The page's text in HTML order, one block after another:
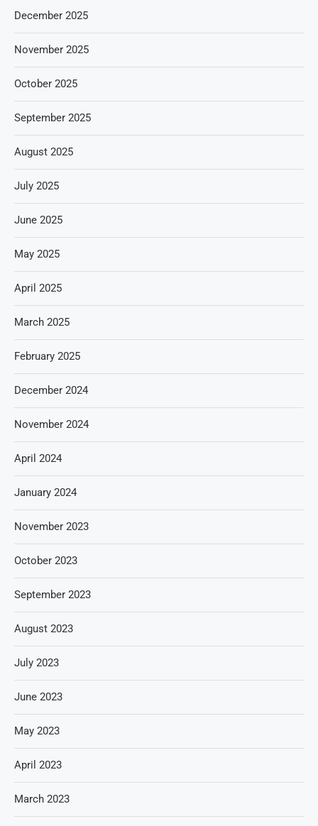
December 2025
November 2025
October 2025
September 2025
August 2025
July 2025
June 2025
May 2025
April 2025
March 2025
February 2025
December 2024
November 2024
April 2024
January 2024
November 2023
October 2023
September 2023
August 2023
July 2023
June 2023
May 2023
April 2023
March 2023